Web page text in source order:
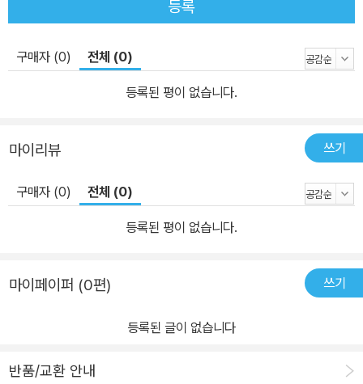
등록
구매자 (0) 전체 (0)
등록된 평이 없습니다.
마이리뷰 쓰기
구매자 (0) 전체 (0)
등록된 평이 없습니다.
마이페이퍼 (0편) 쓰기
등록된 글이 없습니다
반품/교환 안내